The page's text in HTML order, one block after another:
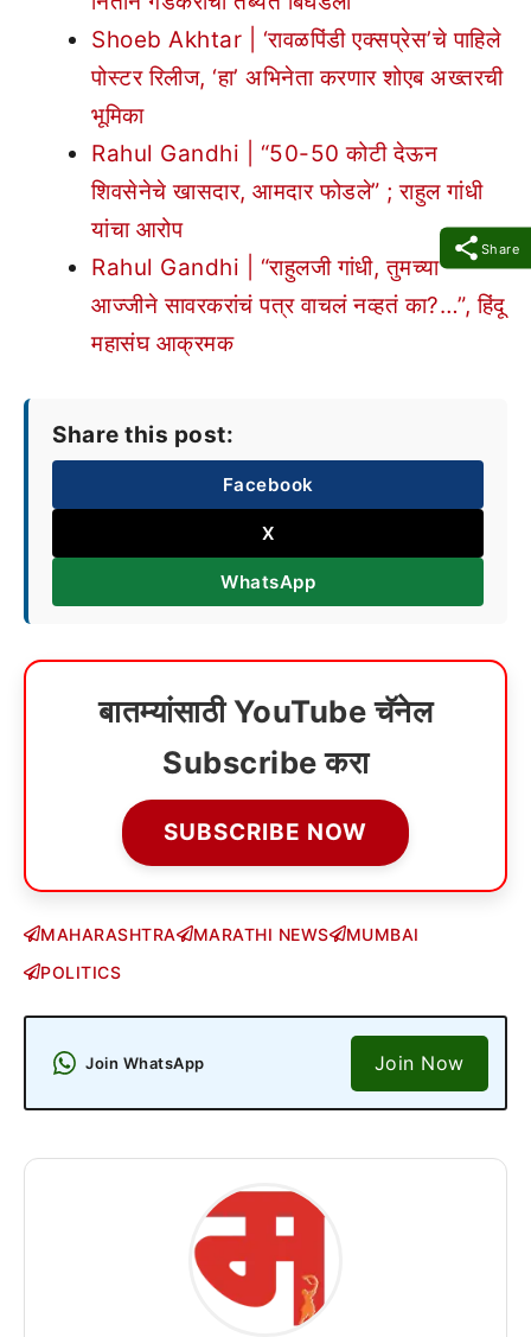
Share
Shoeb Akhtar | ‘रावळपिंडी एक्सप्रेस’चे पाहिले
पोस्टर रिलीज, ‘हा’ अभिनेता करणार शोएब अख्तरची
भूमिका
Rahul Gandhi | “50-50 कोटी देऊन
शिवसेनेचे खासदार, आमदार फोडले” ; राहुल गांधी
यांचा आरोप
Rahul Gandhi | “राहुलजी गांधी, तुमच्या
आज्जीने सावरकरांचं पत्र वाचलं नव्हतं का?…”, हिंदू
महासंघ आक्रमक
Share this post:
Facebook
X
WhatsApp
बातम्यांसाठी YouTube चॅनेल
Subscribe करा
SUBSCRIBE NOW
MAHARASHTRA MARATHI NEWS
MUMBAI
POLITICS
Join WhatsApp Join Now